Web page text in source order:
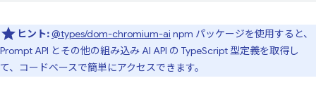
ヒント:@types/dom-chromium-ai npm パッケージを使用すると、
Prompt API とその他の組み込み AI API の TypeScript 型定義を取得し
て、コードベースで簡単にアクセスできます。